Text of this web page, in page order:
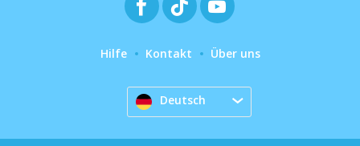
Hilfe Kontakt Über uns
Deutsch